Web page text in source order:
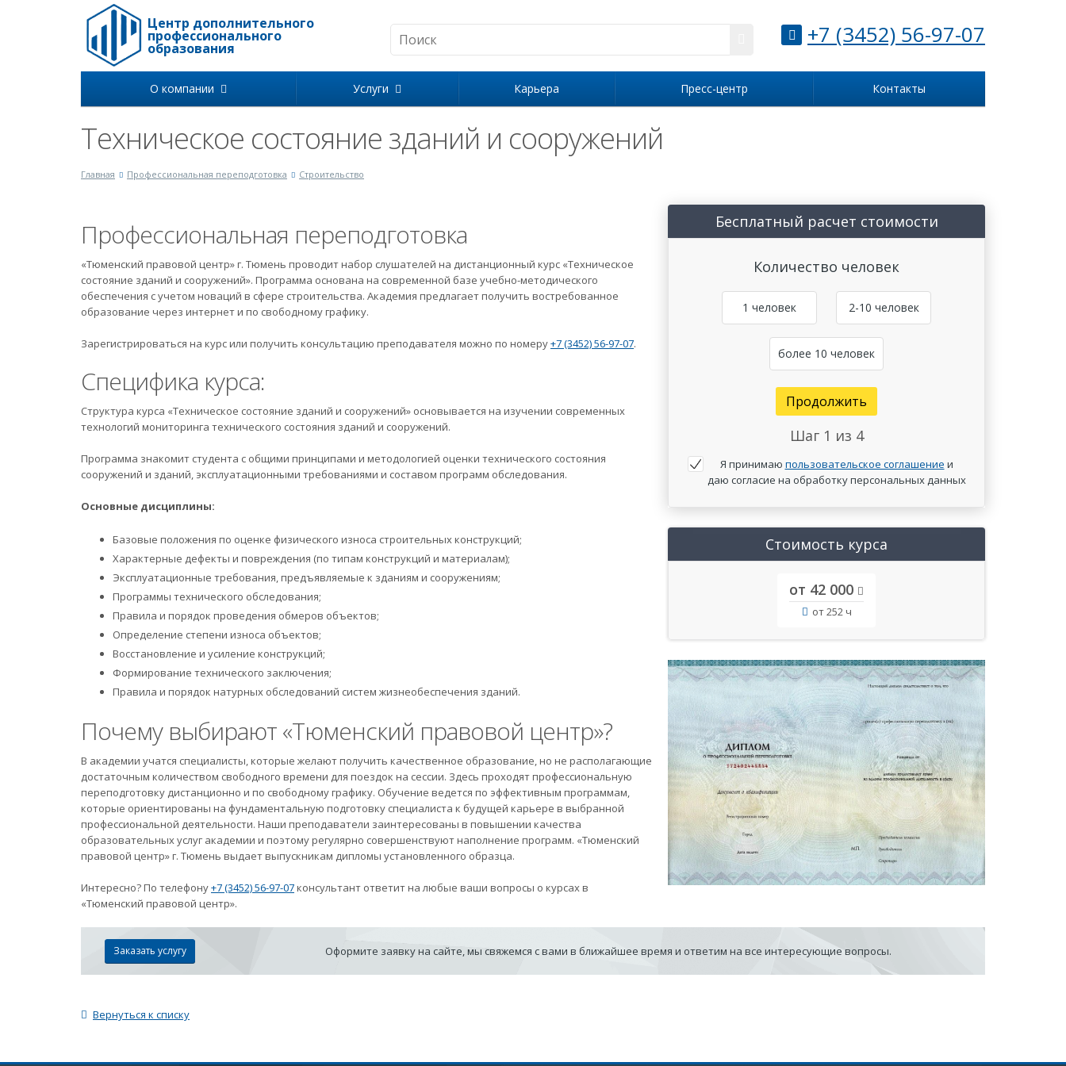
Центр дополнительного
профессионального
образования +7 (3452) 56-97-07
О компании Услуги Карьера Пресс-центр Контакты
Техническое состояние зданий и сооружений
Главная Профессиональная переподготовка Строительство
Бесплатный расчет стоимости
Количество человек
1 человек 2-10 человек
более 10 человек
Продолжить
Шаг 1 из 4
Я принимаю пользовательское соглашение и
даю согласие на обработку персональных данных
Стоимость курса
от 42 000
от 252 ч
Профессиональная переподготовка
«Тюменский правовой центр» г. Тюмень проводит набор слушателей на дистанционный курс «Техническое
состояние зданий и сооружений». Программа основана на современной базе учебно-методического
обеспечения с учетом новаций в сфере строительства. Академия предлагает получить востребованное
образование через интернет и по свободному графику.
Зарегистрироваться на курс или получить консультацию преподавателя можно по номеру+7 (3452) 56-97-07.
Специфика курса:
Структура курса «Техническое состояние зданий и сооружений» основывается на изучении современных
технологий мониторинга технического состояния зданий и сооружений.
Программа знакомит студента с общими принципами и методологией оценки технического состояния
сооружений и зданий, эксплуатационными требованиями и составом программ обследования.
Основные дисциплины:
Базовые положения по оценке физического износа строительных конструкций;
Характерные дефекты и повреждения (по типам конструкций и материалам);
Эксплуатационные требования, предъявляемые к зданиям и сооружениям;
Программы технического обследования;
Правила и порядок проведения обмеров объектов;
Определение степени износа объектов;
Восстановление и усиление конструкций;
Формирование технического заключения;
Правила и порядок натурных обследований систем жизнеобеспечения зданий.
Почему выбирают «Тюменский правовой центр»?
В академии учатся специалисты, которые желают получить качественное образование, но не располагающие
достаточным количеством свободного времени для поездок на сессии. Здесь проходят профессиональную
переподготовку дистанционно и по свободному графику. Обучение ведется по эффективным программам,
которые ориентированы на фундаментальную подготовку специалиста к будущей карьере в выбранной
профессиональной деятельности. Наши преподаватели заинтересованы в повышении качества
образовательных услуг академии и поэтому регулярно совершенствуют наполнение программ. «Тюменский
правовой центр» г. Тюмень выдает выпускникам дипломы установленного образца.
Интересно? По телефону+7 (3452) 56-97-07консультант ответит на любые ваши вопросы о курсах в
«Тюменский правовой центр».
Заказать услугу Оформите заявку на сайте, мы свяжемся с вами в ближайшее время и ответим на все интересующие вопросы.
Вернуться к списку